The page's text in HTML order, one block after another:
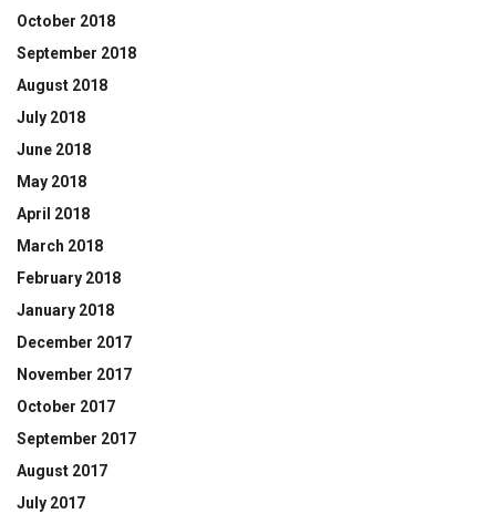
October 2018
September 2018
August 2018
July 2018
June 2018
May 2018
April 2018
March 2018
February 2018
January 2018
December 2017
November 2017
October 2017
September 2017
August 2017
July 2017